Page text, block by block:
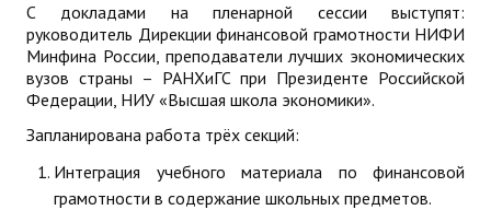
С докладами на пленарной сессии выступят:
руководитель Дирекции финансовой грамотности НИФИ
Минфина России, преподаватели лучших экономических
вузов страны – РАНХиГС при Президенте Российской
Федерации, НИУ «Высшая школа экономики».
Запланирована работа трёх секций:
Интеграция учебного материала по финансовой
грамотности в содержание школьных предметов.